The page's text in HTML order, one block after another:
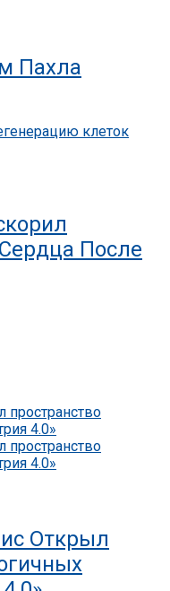
Пахла
После
Открыл